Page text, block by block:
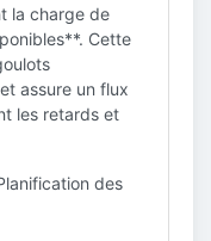
la charge de
Cette
assure un flux
les retards et
des